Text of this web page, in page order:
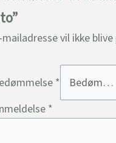
mailadresse vil ikke
*
*